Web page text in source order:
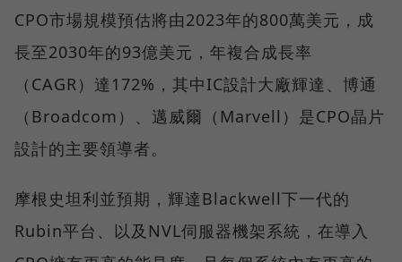
CPO市場規模預估將由2023年的800萬美元，成
長至2030年的93億美元，年複合成長率
（CAGR）達172%，其中IC設計大廠輝達、博通
（Broadcom）、邁威爾（Marvell）是CPO晶片
設計的主要領導者。
摩根史坦利並預期，輝達Blackwell下一代的
Rubin平台、以及NVL伺服器機架系統，在導入